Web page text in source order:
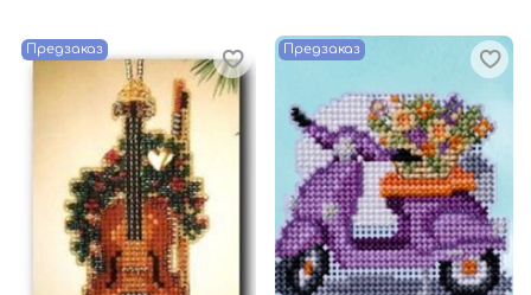
Предзаказ Предзаказ